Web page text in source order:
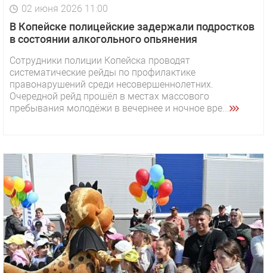
02 июня 2026 11:00
В Копейске полицейские задержали подростков
в состоянии алкогольного опьянения
Сотрудники полиции Копейска проводят
систематические рейды по профилактике
правонарушений среди несовершеннолетних.
Очередной рейд прошёл в местах массового
пребывания молодёжи в вечернее и ночное вре...